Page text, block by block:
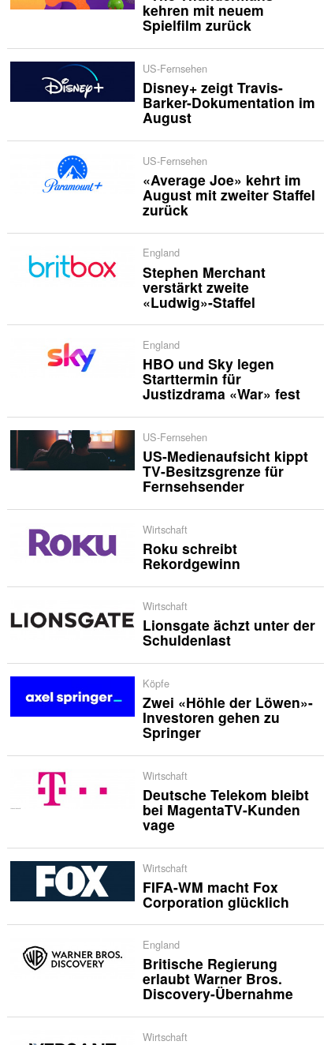
kehren mit neuem
Spielfilm zurück
US-Fernsehen
Disney+ zeigt Travis-
Barker-Dokumentation im
August
US-Fernsehen
«Average Joe» kehrt im
August mit zweiter Staffel
zurück
England
Stephen Merchant
verstärkt zweite
«Ludwig»-Staffel
England
HBO und Sky legen
Starttermin für
Justizdrama «War» fest
US-Fernsehen
US-Medienaufsicht kippt
TV-Besitzsgrenze für
Fernsehsender
Wirtschaft
Roku schreibt
Rekordgewinn
Wirtschaft
Lionsgate ächzt unter der
Schuldenlast
Köpfe
Zwei «Höhle der Löwen»-
Investoren gehen zu
Springer
Wirtschaft
Deutsche Telekom bleibt
bei MagentaTV-Kunden
vage
Wirtschaft
FIFA-WM macht Fox
Corporation glücklich
England
Britische Regierung
erlaubt Warner Bros.
Discovery-Übernahme
Wirtschaft